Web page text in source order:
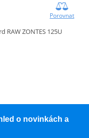
Porovnat
RAW ZONTES 125U
o novinkách a